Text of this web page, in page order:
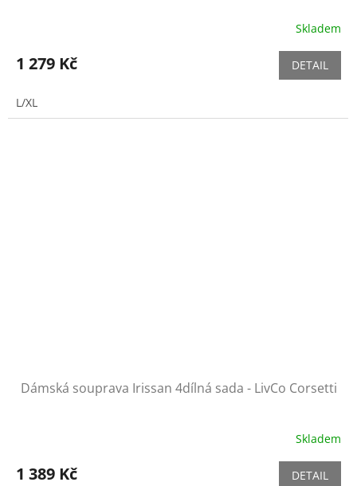
Skladem
1 279 Kč DETAIL
L/XL
Dámská souprava Irissan 4dílná sada - LivCo Corsetti
Skladem
1 389 Kč DETAIL